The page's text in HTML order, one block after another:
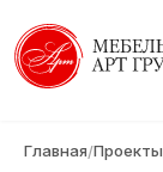
Главная/Проекты